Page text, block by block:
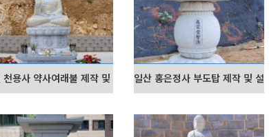
천용사 약사여래불 제작 및 설치 일산 홍은정사 부도탑 제작 및 설치